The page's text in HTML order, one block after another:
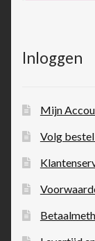
Inloggen
Mijn
Volg